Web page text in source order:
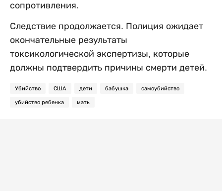
сопротивления.
Следствие продолжается. Полиция ожидает
окончательные результаты
токсикологической экспертизы, которые
должны подтвердить причины смерти детей.
Убийство США дети бабушка самоубийство
убийство ребенка мать